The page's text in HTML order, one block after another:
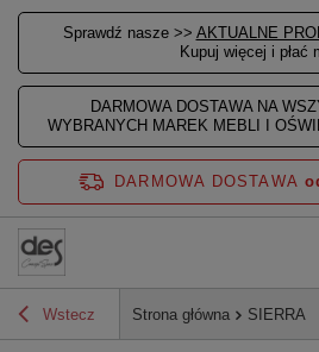
Sprawdź nasze >> AKTUALNE
Kupuj więcej i płać
DARMOWA DOSTAWA NA
WYBRANYCH MAREK MEBLI I
DARMOWA DOSTAWA
Wstecz Strona główna SIERRA